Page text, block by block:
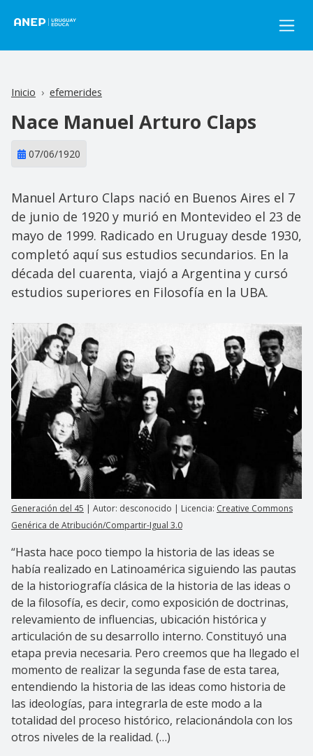
Inicio efemerides
Nace Manuel Arturo Claps
07/06/1920
Manuel Arturo Claps nació en Buenos Aires el 7
de junio de 1920 y murió en Montevideo el 23 de
mayo de 1999. Radicado en Uruguay desde 1930,
completó aquí sus estudios secundarios. En la
década del cuarenta, viajó a Argentina y cursó
estudios superiores en Filosofía en la UBA.
Generación del 45 | Autor: desconocido | Licencia: Creative Commons
Genérica de Atribución/Compartir-Igual 3.0
“Hasta hace poco tiempo la historia de las ideas se
había realizado en Latinoamérica siguiendo las pautas
de la historiografía clásica de la historia de las ideas o
de la filosofía, es decir, como exposición de doctrinas,
relevamiento de influencias, ubicación histórica y
articulación de su desarrollo interno. Constituyó una
etapa previa necesaria. Pero creemos que ha llegado el
momento de realizar la segunda fase de esta tarea,
entendiendo la historia de las ideas como historia de
las ideologías, para integrarla de este modo a la
totalidad del proceso histórico, relacionándola con los
otros niveles de la realidad. (…)